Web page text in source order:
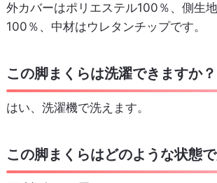
外カバーはポリエステル100％、側生
100％、中材はウレタンチップです。
この脚まくらは洗濯できますか？
はい、洗濯機で洗えます。
この脚まくらはどのような状態